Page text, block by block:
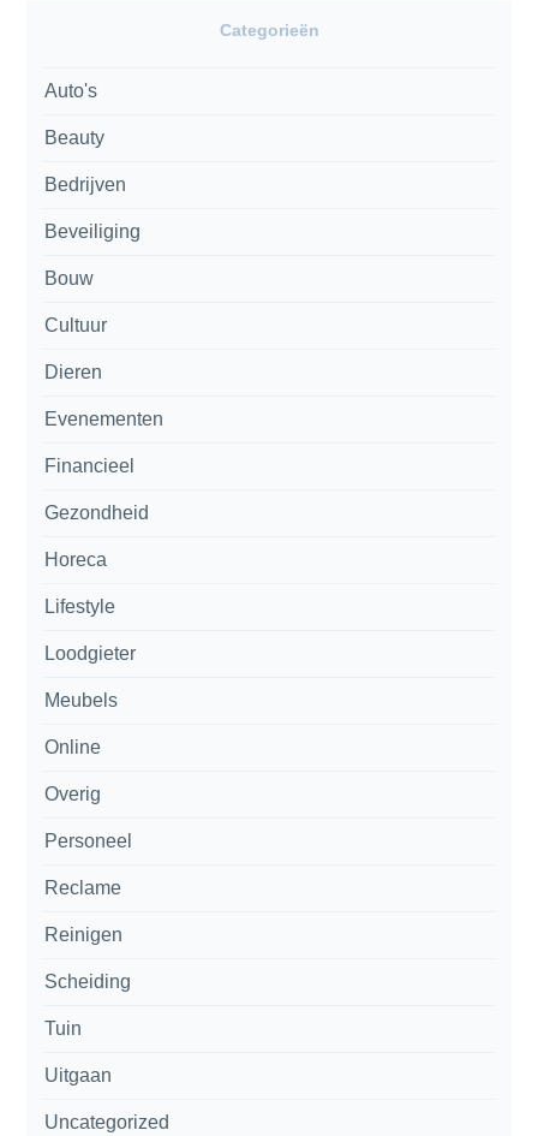
Categorieën
Auto's
Beauty
Bedrijven
Beveiliging
Bouw
Cultuur
Dieren
Evenementen
Financieel
Gezondheid
Horeca
Lifestyle
Loodgieter
Meubels
Online
Overig
Personeel
Reclame
Reinigen
Scheiding
Tuin
Uitgaan
Uncategorized